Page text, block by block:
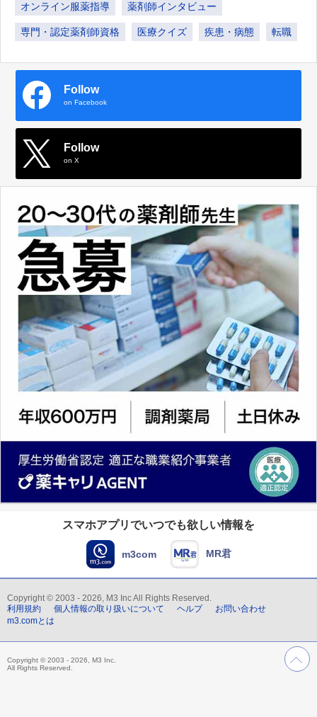
オンライン服薬指導 薬剤師インタビュー
専門・認定薬剤師資格 医療クイズ 疾患・病態 転職
Follow
on Facebook
Follow
on X
スマホアプリでいつでも欲しい情報を
m3com MR君
Copyright © 2003 - 2026, M3 Inc All Rights Reserved.
利用規約
個人情報の取り扱いについて ヘルプ
お問い合わせ
m3.comとは
Copyright © 2003 - 2026, M3 Inc.
All Rights Reserved.